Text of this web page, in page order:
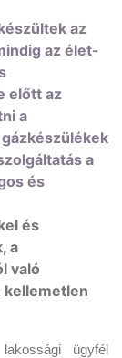
az
az élet-
előtt az
a
a
és
és
a
való
kellemetlen
ügyfél